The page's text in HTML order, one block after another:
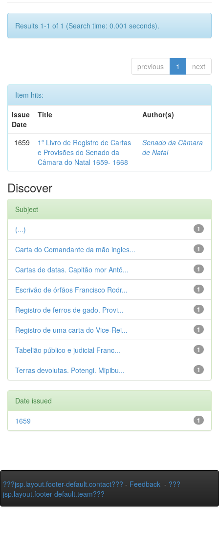
Results 1-1 of 1 (Search time: 0.001 seconds).
previous 1 next
Item hits:
Issue
Date
Title Author(s)
1659
1º Livro de Registro de Cartas
e Provisões do Senado da
Câmara do Natal 1659- 1668
Senado da Câmara
de Natal
Discover
Subject
1
(...)
1
Carta do Comandante da mão ingles...
1
Cartas de datas. Capitão mor Antô...
1
Escrivão de órfãos Francisco Rodr...
1
Registro de ferros de gado. Provi...
1
Registro de uma carta do Vice-Rei...
1
Tabelião público e judicial Franc...
1
Terras devolutas. Potengi. Mipibu...
Date issued
1
1659
???jsp.layout.footer-default.contact??? - Feedback - ???
jsp.layout.footer-default.team???